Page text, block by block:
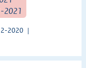
2021
2020